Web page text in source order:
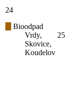
24
Bioodpad
Vrdy,
Skovice,
Koudelov
25